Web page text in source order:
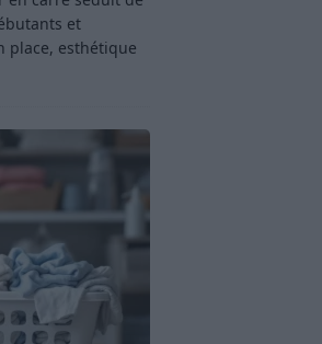
et
place, esthétique